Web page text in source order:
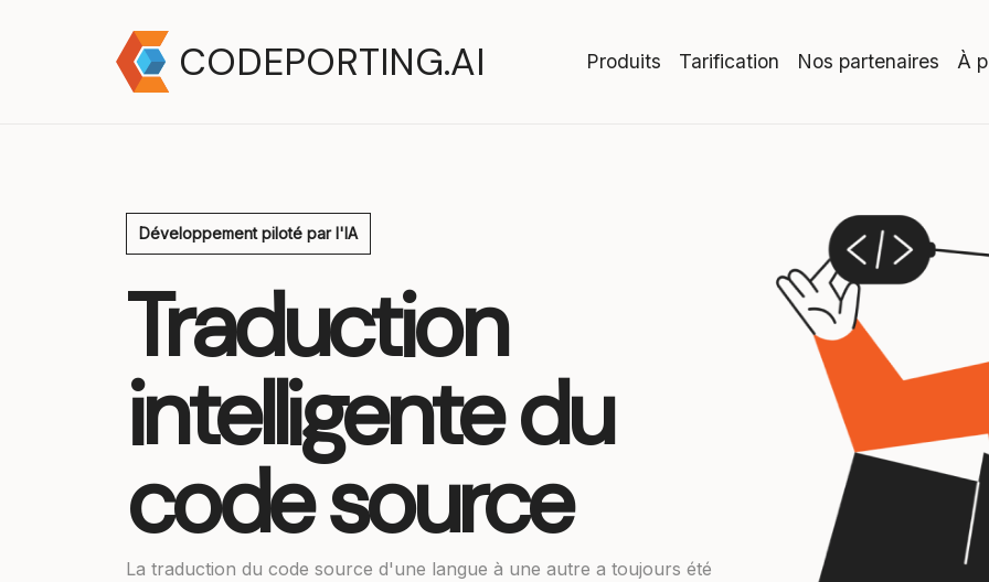
CODEPORTING.AI Produits Tarification Nos partenaires À
Développement piloté par l'IA
Traduction
intelligente du
code source
La traduction du code source d'une langue à une autre a toujours été